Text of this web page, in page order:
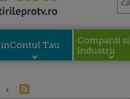
inContul Tau
Companii si
industrii